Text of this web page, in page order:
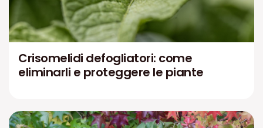
Crisomelidi defogliatori: come
eliminarli e proteggere le piante